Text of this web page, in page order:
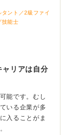
う人もいるか
業界への就職
いマインドが
わらず、顧客
とが、アパレ
です。
なら、まずは
ント／2級ファイ
技能士
ャリアは自分
能です。むし
いる企業が多
入ることがま